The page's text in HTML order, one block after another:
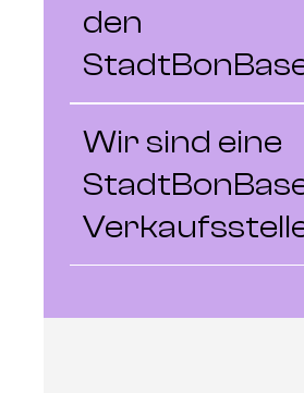
den
Wir sind eine